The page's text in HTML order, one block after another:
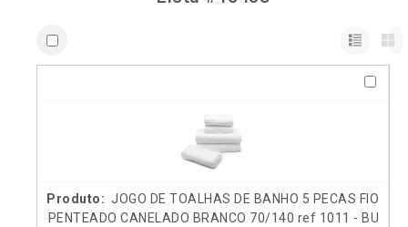
JOGO DE TOALHAS DE BANHO 5 PECAS FIO
PENTEADO CANELADO BRANCO 70/140 ref 1011 - BU